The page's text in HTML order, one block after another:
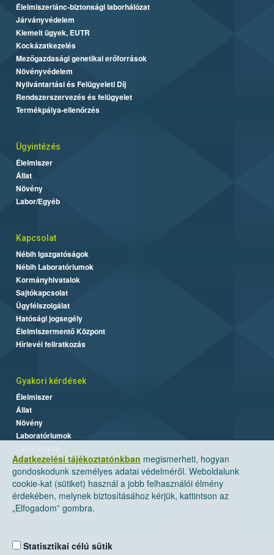
Adatkezelési tájékoztatónkban megismerheti, hogyan
gondoskodunk személyes adatai védelméről. Weboldalunk
cookie-kat (sütiket) használ a jobb felhasználói élmény
érdekében, melynek biztosításához kérjük, kattintson az
„Elfogadom” gombra.
Statisztikai célú sütik
Élelmiszerlánc-biztonsági laborhálózat
Járványvédelem
Kiemelt ügyek, EUTR
Kockázatkezelés
Mezőgazdasági genetikai erőforrások
Növényvédelem
Nyilvántartási és Felügyeleti Díj
Rendszerszervezés és felügyelet
Termékpálya-ellenőrzés
Ügyintézés
Élelmiszer
Állat
Növény
Labor/Egyéb
Kapcsolat
Nébih Igazgatóságok
Nébih Laboratóriumok
Kormányhivatalok
Sajtókapcsolat
Ügyfélszolgálat
Hatósági jogsegély
Élelmiszermentő Központ
Hírlevél feliratkozás
Gyakori kérdések
Élelmiszer
Állat
Növény
Laboratóriumok